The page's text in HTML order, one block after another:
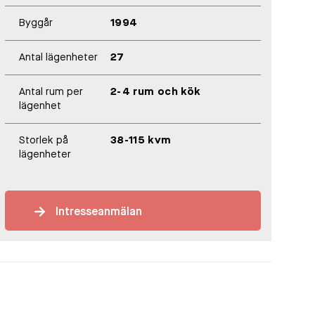
Byggår 1994
Antal lägenheter 27
Antal rum per
lägenhet
2-4 rum och kök
Storlek på
lägenheter
38-115 kvm
Intresseanmälan